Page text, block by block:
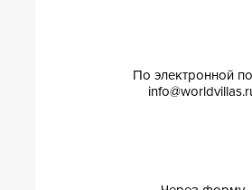
По электронной